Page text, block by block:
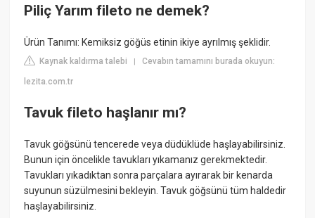
Piliç Yarım fileto ne demek?
Ürün Tanımı: Kemiksiz göğüs etinin ikiye ayrılmış şeklidir.
Kaynak kaldırma talebi |Cevabın tamamını burada okuyun:
lezita.com.tr
Tavuk fileto haşlanır mı?
Tavuk göğsünü tencerede veya düdüklüde haşlayabilirsiniz.
Bunun için öncelikle tavukları yıkamanız gerekmektedir.
Tavukları yıkadıktan sonra parçalara ayırarak bir kenarda
suyunun süzülmesini bekleyin. Tavuk göğsünü tüm haldedir
haşlayabilirsiniz.